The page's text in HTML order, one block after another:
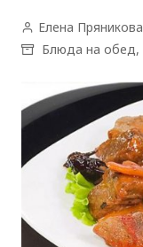
Елена Пряникова
Блюда на обед,